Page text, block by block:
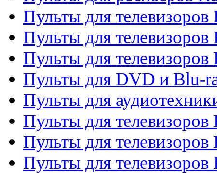
Пульты для телевизоров
Пульты для телевизоров
Пульты для телевизоров
Пульты для DVD и Blu-
Пульты для
Пульты для
Пульты для телевизоров
Пульты для телевизоров